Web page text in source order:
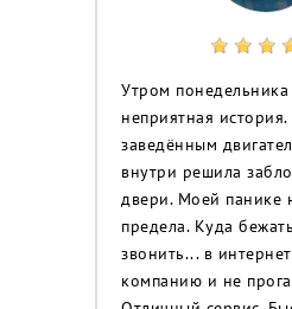
Утром понедельника
неприятная
заведённым
внутри решила
двери. Моей панике
предела. Куда
звонить... в
компанию и не